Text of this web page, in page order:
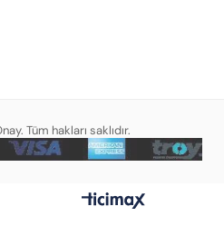
Tüm hakları saklıdır.